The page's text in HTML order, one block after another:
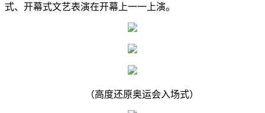
式、开幕式文艺表演在开幕上一一上演。
（高度还原奥运会入场式）